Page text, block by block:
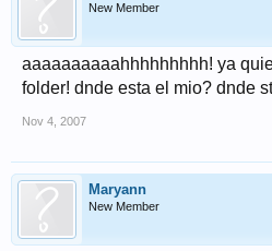
New Member
aaaaaaaaaahhhhhhhhh! ya
folder! dnde esta el mio? dnde
Nov 4, 2007
Maryann
New Member